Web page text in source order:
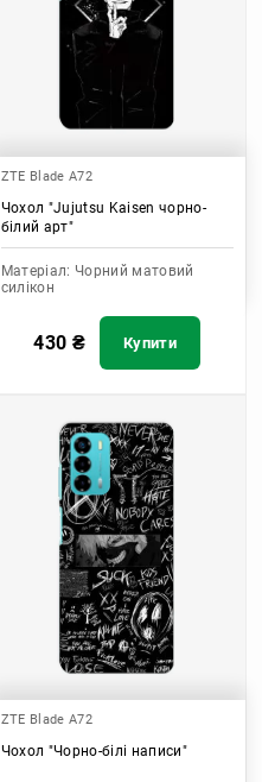
ZTE Blade A72
Чохол "Jujutsu Kaisen чорно-
білий арт"
Матеріал: Чорний матовий
силікон
430 ₴ Купити
ZTE Blade A72
Чохол "Чорно-білі написи"